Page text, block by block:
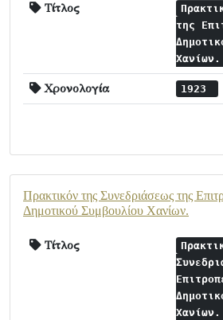
Τίτλος
της
Χανίων.
Χρονολογία 1923
Πρακτικόν της Συνεδριάσεως της
Δημοτικού Συμβουλίου Χανίων.
Τίτλος
Χανίων.